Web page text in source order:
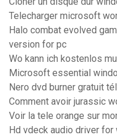
Telecharger microsoft
Halo combat evolved
version for pc
Wo kann ich kostenlos
Microsoft essential
Nero dvd burner gratuit
Comment avoir jurassic
Voir la tele orange sur
Hd vdeck audio driver